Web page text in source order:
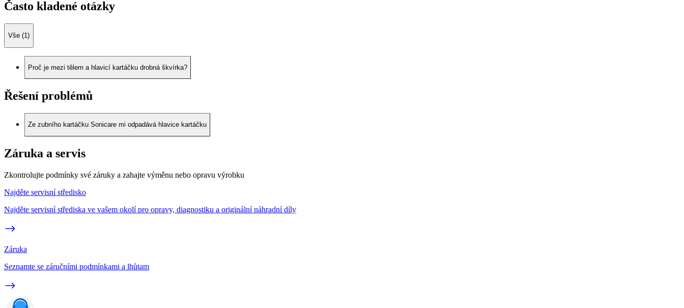
Často kladené otázky
Vše (1)
Proč je mezi tělem a hlavicí kartáčku drobná škvírka?
Řešení problémů
Ze zubního kartáčku Sonicare mi odpadává hlavice kartáčku
Záruka a servis
Zkontrolujte podmínky své záruky a zahajte výměnu nebo opravu výrobku
Najděte servisní středisko
Najděte servisní střediska ve vašem okolí pro opravy, diagnostiku a originální náhradní díly
Záruka
Seznamte se záručními podmínkami a lhůtam